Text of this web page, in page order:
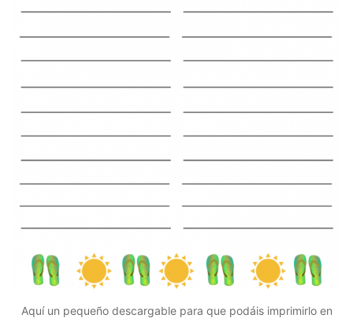
Aquí un pequeño descargable para que podáis imprimirlo en